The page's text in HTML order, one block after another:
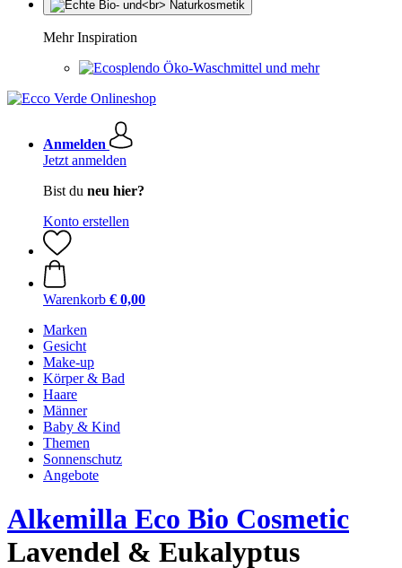
Mehr Inspiration
Öko-Waschmittel und mehr
Anmelden
Jetzt anmelden
Bist du neu hier?
Konto erstellen
Warenkorb € 0,00
Marken
Gesicht
Make-up
Körper & Bad
Haare
Männer
Baby & Kind
Themen
Sonnenschutz
Angebote
Alkemilla Eco Bio Cosmetic
Lavendel & Eukalyptus